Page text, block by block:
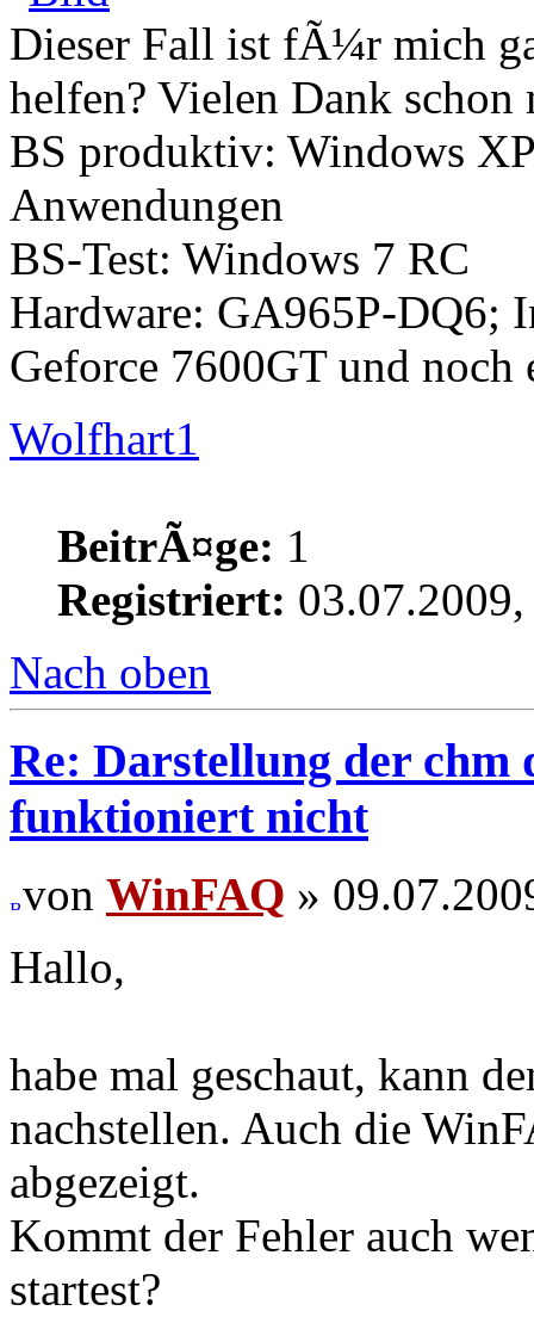
Dieser Fall ist fÃ¼r mich
helfen? Vielen Dank schon
BS produktiv: Windows
Anwendungen
BS-Test: Windows 7 RC
Hardware: GA965P-DQ6;
Geforce 7600GT und noch
Wolfhart1
BeitrÃ¤ge: 1
Registriert:
Nach oben
Re: Darstellung der chm
funktioniert nicht
von WinFAQ »
Hallo,
habe mal geschaut, kann
nachstellen. Auch die
abgezeigt.
Kommt der Fehler auch
startest?